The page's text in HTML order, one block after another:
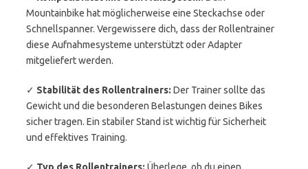
Mountainbike hat möglicherweise eine Steckachse oder
Schnellspanner. Vergewissere dich, dass der Rollentrainer
diese Aufnahmesysteme unterstützt oder Adapter
mitgeliefert werden.
✓ Stabilität des Rollentrainers: Der Trainer sollte das
Gewicht und die besonderen Belastungen deines Bikes
sicher tragen. Ein stabiler Stand ist wichtig für Sicherheit
und effektives Training.